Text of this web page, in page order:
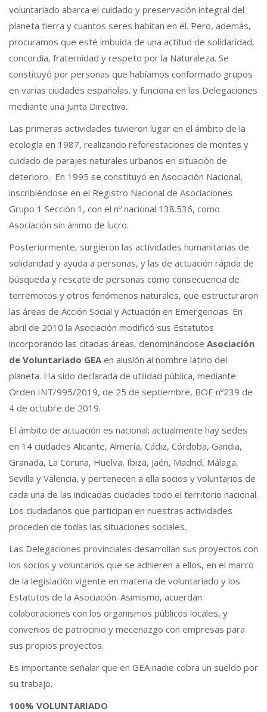
voluntariado abarca el cuidado y preservación integral del
planeta tierra y cuantos seres habitan en él. Pero, además,
procuramos que esté imbuida de una actitud de solidaridad,
concordia, fraternidad y respeto por la Naturaleza. Se
constituyó por personas que habíamos conformado grupos
en varias ciudades españolas. y funciona en las Delegaciones
mediante una Junta Directiva.
Las primeras actividades tuvieron lugar en el ámbito de la
ecología en 1987, realizando reforestaciones de montes y
cuidado de parajes naturales urbanos en situación de
deterioro. En 1995 se constituyó en Asociación Nacional,
inscribiéndose en el Registro Nacional de Asociaciones
Grupo 1 Sección 1, con el nº nacional 138.536, como
Asociación sin ánimo de lucro.
Posteriormente, surgieron las actividades humanitarias de
solidaridad y ayuda a personas, y las de actuación rápida de
búsqueda y rescate de personas como consecuencia de
terremotos y otros fenómenos naturales, que estructuraron
las áreas de Acción Social y Actuación en Emergencias. En
abril de 2010 la Asociación modificó sus Estatutos
incorporando las citadas áreas, denominándose Asociación
de Voluntariado GEAen alusión al nombre latino del
planeta. Ha sido declarada de utilidad pública, mediante
Orden INT/995/2019, de 25 de septiembre, BOE nº239 de
4 de octubre de 2019.
El ámbito de actuación es nacional; actualmente hay sedes
en 14 ciudades Alicante, Almería, Cádiz, Córdoba, Gandia,
Granada, La Coruña, Huelva, Ibiza, Jaén, Madrid, Málaga,
Sevilla y Valencia, y pertenecen a ella socios y voluntarios de
cada una de las indicadas ciudades todo el territorio nacional.
Los ciudadanos que participan en nuestras actividades
proceden de todas las situaciones sociales.
Las Delegaciones provinciales desarrollan sus proyectos con
los socios y voluntarios que se adhieren a ellos, en el marco
de la legislación vigente en materia de voluntariado y los
Estatutos de la Asociación. Asimismo, acuerdan
colaboraciones con los organismos públicos locales, y
convenios de patrocinio y mecenazgo con empresas para
sus propios proyectos.
Es importante señalar que en GEA nadie cobra un sueldo por
su trabajo.
100% VOLUNTARIADO